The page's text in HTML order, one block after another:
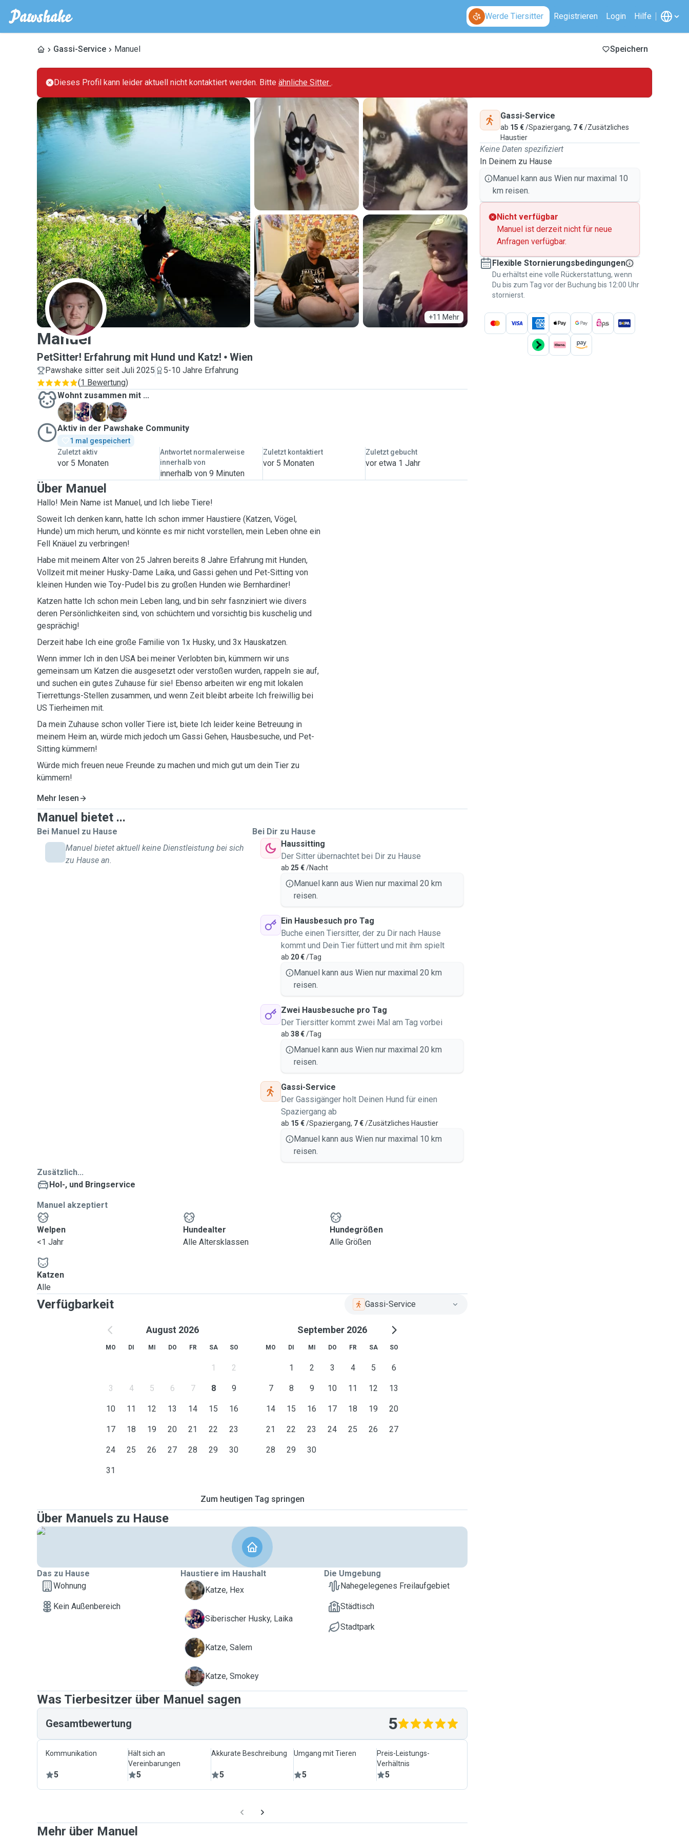
Werde Tiersitter Registrieren Login Hilfe
Gassi-Service Manuel Speichern
Dieses Profil kann leider aktuell nicht kontaktiert werden. Bitte ähnliche Sitter .
+11 Mehr
M
Manuel
PetSitter! Erfahrung mit Hund und Katz! Wien
Pawshake sitter seit Juli 2025
5-10 Jahre Erfahrung
(1 Bewertung)
Wohnt zusammen mit ...
H
L S
S
Aktiv in der Pawshake Community
1 mal gespeichert
Zuletzt aktiv
vor 5 Monaten
Antwortet normalerweise
innerhalb von
innerhalb von 9 Minuten
Zuletzt kontaktiert
vor 5 Monaten
Zuletzt gebucht
vor etwa 1 Jahr
Über Manuel
Hallo! Mein Name ist Manuel, und Ich liebe Tiere!
Soweit Ich denken kann, hatte Ich schon immer Haustiere (Katzen, Vögel,
Hunde) um mich herum, und könnte es mir nicht vorstellen, mein Leben ohne ein
Fell Knäuel zu verbringen!
Habe mit meinem Alter von 25 Jahren bereits 8 Jahre Erfahrung mit Hunden,
Vollzeit mit meiner Husky-Dame Laika, und Gassi gehen und Pet-Sitting von
kleinen Hunden wie Toy-Pudel bis zu großen Hunden wie Bernhardiner!
Katzen hatte Ich schon mein Leben lang, und bin sehr fasnziniert wie divers
deren Persönlichkeiten sind, von schüchtern und vorsichtig bis kuschelig und
gesprächig!
Derzeit habe Ich eine große Familie von 1x Husky, und 3x Hauskatzen.
Wenn immer Ich in den USA bei meiner Verlobten bin, kümmern wir uns
gemeinsam um Katzen die ausgesetzt oder verstoßen wurden, rappeln sie auf,
und suchen ein gutes Zuhause für sie! Ebenso arbeiten wir eng mit lokalen
Tierrettungs-Stellen zusammen, und wenn Zeit bleibt arbeite Ich freiwillig bei
US Tierheimen mit.
Da mein Zuhause schon voller Tiere ist, biete Ich leider keine Betreuung in
meinem Heim an, würde mich jedoch um Gassi Gehen, Hausbesuche, und Pet-
Sitting kümmern!
Würde mich freuen neue Freunde zu machen und mich gut um dein Tier zu
kümmern!
Mehr lesen
Manuel bietet ...
Bei Manuel zu Hause
Manuel bietet aktuell keine Dienstleistung bei sich
zu Hause an.
Bei Dir zu Hause
Haussitting
Der Sitter übernachtet bei Dir zu Hause
ab 25 €/Nacht
Manuel kann aus Wien nur maximal 20 km
reisen.
Ein Hausbesuch pro Tag
Buche einen Tiersitter, der zu Dir nach Hause
kommt und Dein Tier füttert und mit ihm spielt
ab 20 €/Tag
Manuel kann aus Wien nur maximal 20 km
reisen.
Zwei Hausbesuche pro Tag
Der Tiersitter kommt zwei Mal am Tag vorbei
ab 38 €/Tag
Manuel kann aus Wien nur maximal 20 km
reisen.
Gassi-Service
Der Gassigänger holt Deinen Hund für einen
Spaziergang ab
ab 15 €/Spaziergang, 7 €/Zusätzliches Haustier
Manuel kann aus Wien nur maximal 10 km
reisen.
Zusätzlich...
Hol-, und Bringservice
Manuel akzeptiert
Welpen
<1 Jahr
Hundealter
Alle Altersklassen
Hundegrößen
Alle Größen
Katzen
Alle
Verfügbarkeit Gassi-Service
August 2026
MO DI MI DO FR SA SO
1 2
3 4 5 6 7 8 9
10 11 12 13 14 15 16
17 18 19 20 21 22 23
24 25 26 27 28 29 30
31
September 2026
MO DI MI DO FR SA SO
1 2 3 4 5 6
7 8 9 10 11 12 13
14 15 16 17 18 19 20
21 22 23 24 25 26 27
28 29 30
Zum heutigen Tag springen
Über Manuels zu Hause
Das zu Hause
Wohnung
Kein Außenbereich
Haustiere im Haushalt
H
Katze, Hex
L Siberischer Husky, Laika
S Katze, Salem
S Katze, Smokey
Die Umgebung
Nahegelegenes Freilaufgebiet
Städtisch
Stadtpark
Was Tierbesitzer über Manuel sagen
Gesamtbewertung 5
Kommunikation
5
Hält sich an
Vereinbarungen
5
Akkurate Beschreibung
5
Umgang mit Tieren
5
Preis-Leistungs-
Verhältnis
5
Mehr über Manuel
Gassi-Service
ab 15 €/Spaziergang, 7 €/Zusätzliches
Haustier
Keine Daten spezifiziert
In Deinem zu Hause
Manuel kann aus Wien nur maximal 10
km reisen.
Nicht verfügbar
Manuel ist derzeit nicht für neue
Anfragen verfügbar.
Flexible Stornierungsbedingungen
Du erhältst eine volle Rückerstattung, wenn
Du bis zum Tag vor der Buchung bis 12:00 Uhr
stornierst.